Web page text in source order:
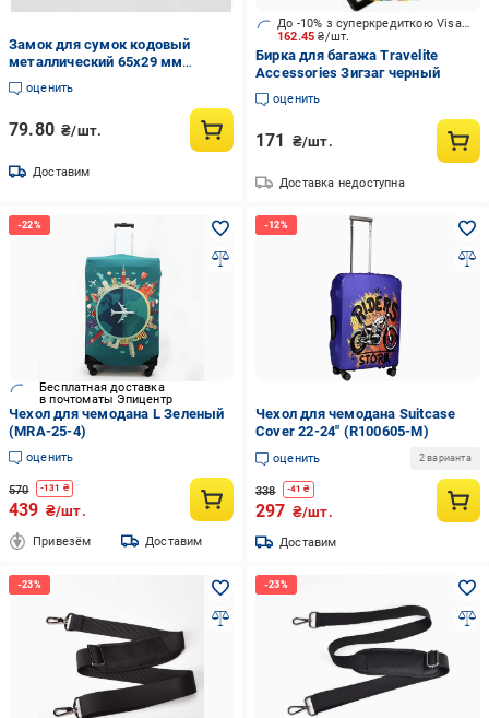
Замок для сумок кодовый
металлический 65х29 мм
Золотистый (А-078-307)
оценить
79.80 ₴/шт.
Доставим
162.45₴/шт.
До -10% з суперкредиткою Visa Вигода
Бирка для багажа Travelite
Accessories Зигзаг черный
оценить
171 ₴/шт.
Доставка недоступна
Бесплатная доставка
в почтоматы Эпицентр
Чехол для чемодана L Зеленый
(MRA-25-4)
оценить
570 -131 ₴
439 ₴/шт.
Привезём Доставим
Чехол для чемодана Suitcase
Cover 22-24" (R100605-M)
оценить 2 варианта
338 -41 ₴
297 ₴/шт.
Доставим